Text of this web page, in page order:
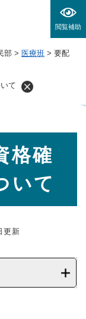
閲覧補助
部 > 医療班 > 要配
て
格確
いて
更新